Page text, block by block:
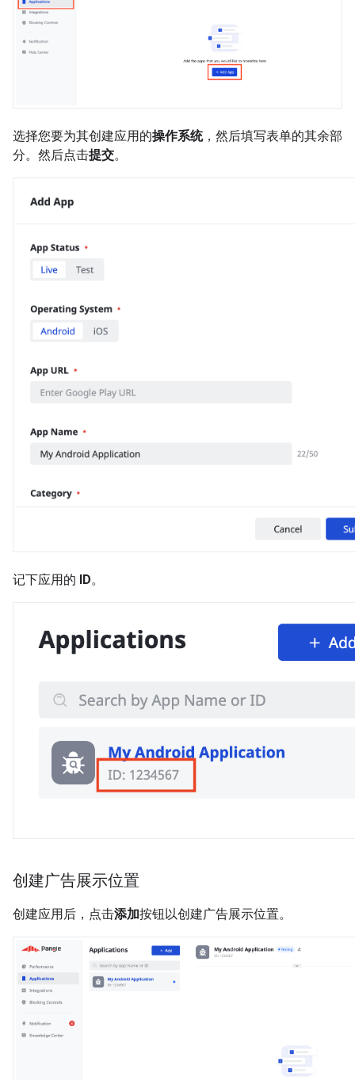
选择您要为其创建应用的操作系统，然后填写表单的其余部
分。然后点击提交。
记下应用的 ID。
创建广告展示位置
创建应用后，点击添加按钮以创建广告展示位置。